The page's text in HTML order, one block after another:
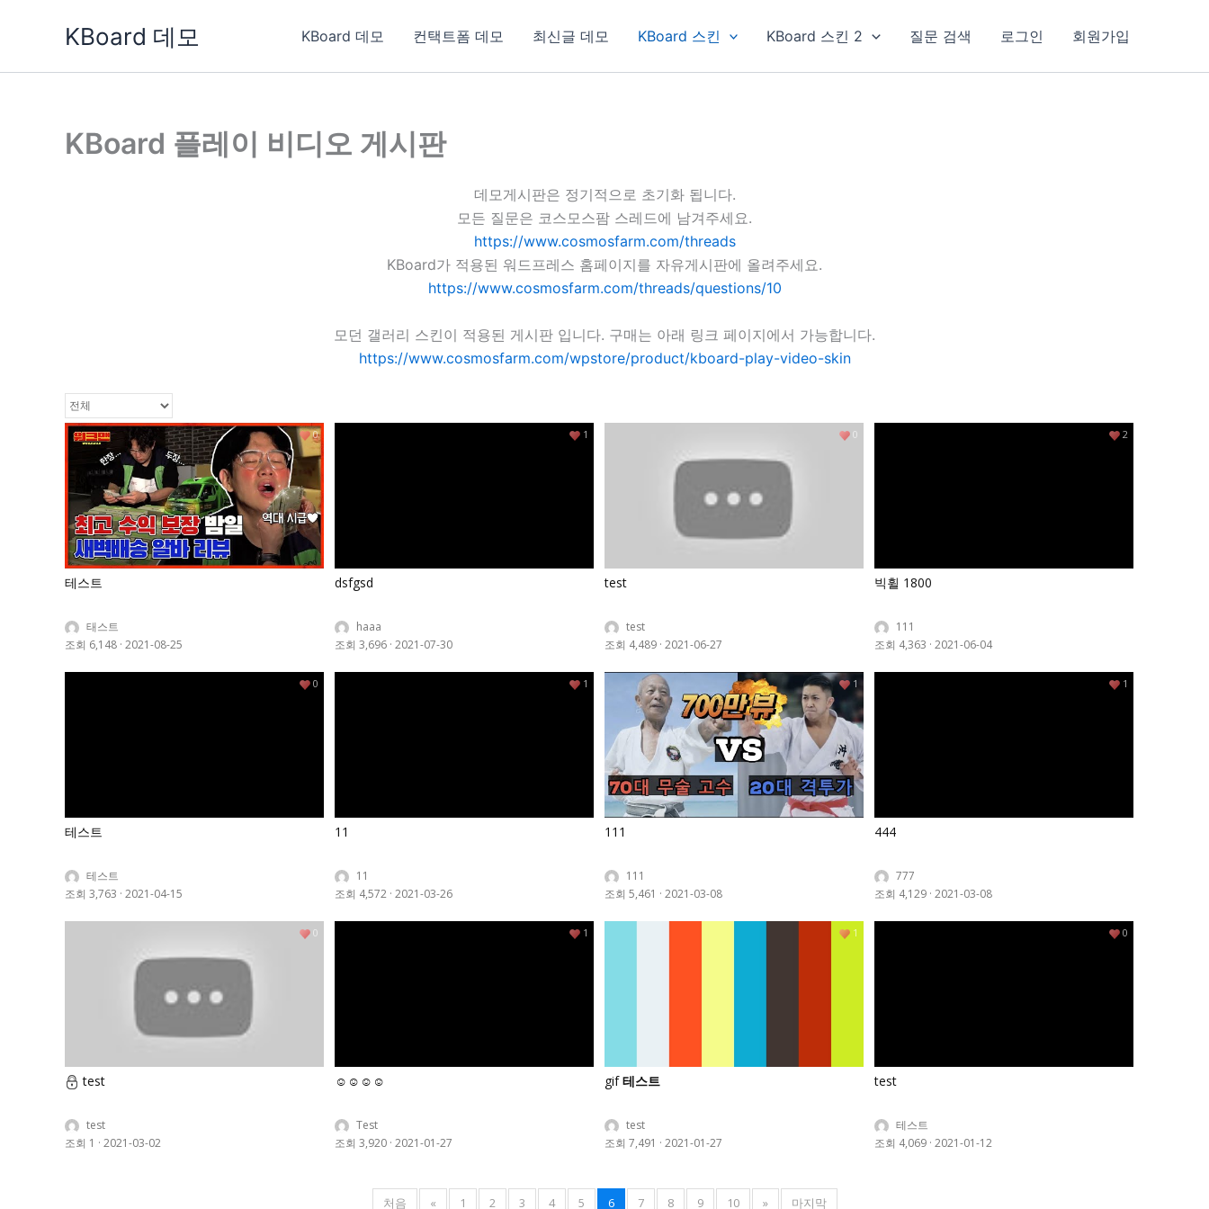
KBoard 데모 KBoard 데모 컨택트폼 데모 최신글 데모 KBoard 스킨 KBoard 스킨 2 질문 검색 로그인 회원가입
KBoard 플레이 비디오 게시판
데모게시판은 정기적으로 초기화 됩니다.
모든 질문은 코스모스팜 스레드에 남겨주세요.
https://www.cosmosfarm.com/threads
KBoard가 적용된 워드프레스 홈페이지를 자유게시판에 올려주세요.
https://www.cosmosfarm.com/threads/questions/10
모던 갤러리 스킨이 적용된 게시판 입니다. 구매는 아래 링크 페이지에서 가능합니다.
https://www.cosmosfarm.com/wpstore/product/kboard-play-video-skin
테스트
태스트
조회 6,148 · 2021-08-25
0
dsfgsd
haaa
조회 3,696 · 2021-07-30
1
test
test
조회 4,489 · 2021-06-27
0
빅휠 1800
111
조회 4,363 · 2021-06-04
2
테스트
테스트
조회 3,763 · 2021-04-15
0
11
11
조회 4,572 · 2021-03-26
1
111
111
조회 5,461 · 2021-03-08
1
444
777
조회 4,129 · 2021-03-08
1
test
test
조회 1 · 2021-03-02
0
☺️☺️☺️☺️
Test
조회 3,920 · 2021-01-27
1
gif테스트
test
조회 7,491 · 2021-01-27
1
test
테스트
조회 4,069 · 2021-01-12
0
처음 « 1 2 3 4 5 6 7 8 9 10 » 마지막